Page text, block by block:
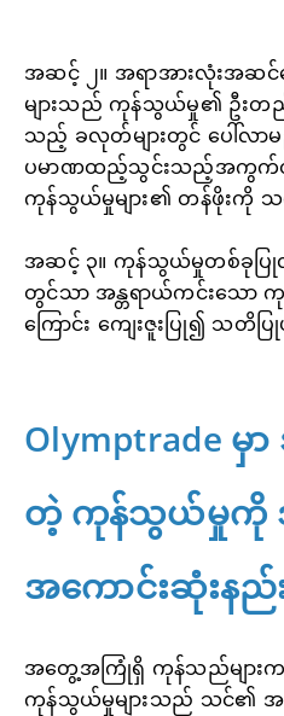
အဆင့် ၂။ အရာအားလုံးအဆင်ပ
များသည် ကုန်သွယ်မှု၏ ဦးတည်
သည့် ခလုတ်များတွင် ပေါ်လာ
ပမာဏထည့်သွင်းသည့်အကွက်တွ
ကုန်သွယ်မှုများ၏ တန်ဖိုးကို သ
အဆင့် ၃။ ကုန်သွယ်မှုတစ်ခုပြုလု
တွင်သာ အန္တရာယ်ကင်းသေ
ကြောင်း ကျေးဇူးပြု၍ သတိပြု
Olymptrade မှ
တဲ့ ကုန်သွယ်မှုကို
အကောင်းဆုံးနည်
အတွေ့အကြုံရှိ ကုန်သည်များက
ကုန်သွယ်မှုများသည် သင်၏ အရန်